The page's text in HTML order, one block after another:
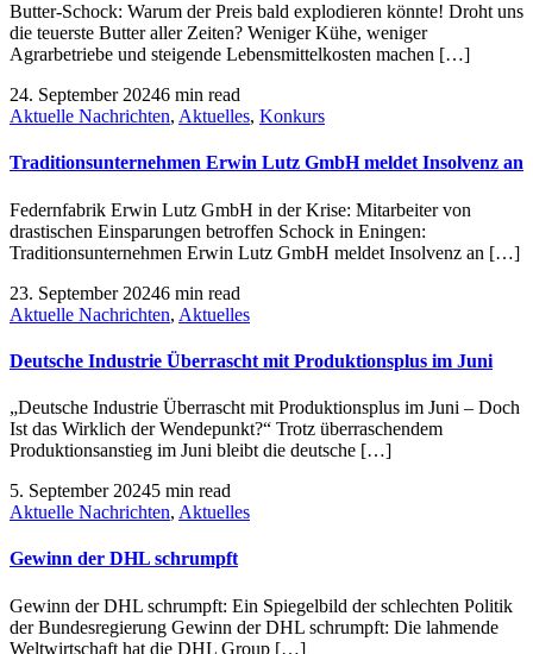
Butter-Schock: Warum der Preis bald explodieren könnte! Droht uns
die teuerste Butter aller Zeiten? Weniger Kühe, weniger
Agrarbetriebe und steigende Lebensmittelkosten machen […]
24. September 20246 min read
Aktuelle Nachrichten, Aktuelles, Konkurs
Traditionsunternehmen Erwin Lutz GmbH meldet Insolvenz an
Federnfabrik Erwin Lutz GmbH in der Krise: Mitarbeiter von
drastischen Einsparungen betroffen Schock in Eningen:
Traditionsunternehmen Erwin Lutz GmbH meldet Insolvenz an […]
23. September 20246 min read
Aktuelle Nachrichten, Aktuelles
Deutsche Industrie Überrascht mit Produktionsplus im Juni
„Deutsche Industrie Überrascht mit Produktionsplus im Juni – Doch
Ist das Wirklich der Wendepunkt?“ Trotz überraschendem
Produktionsanstieg im Juni bleibt die deutsche […]
5. September 20245 min read
Aktuelle Nachrichten, Aktuelles
Gewinn der DHL schrumpft
Gewinn der DHL schrumpft: Ein Spiegelbild der schlechten Politik
der Bundesregierung Gewinn der DHL schrumpft: Die lahmende
Weltwirtschaft hat die DHL Group […]